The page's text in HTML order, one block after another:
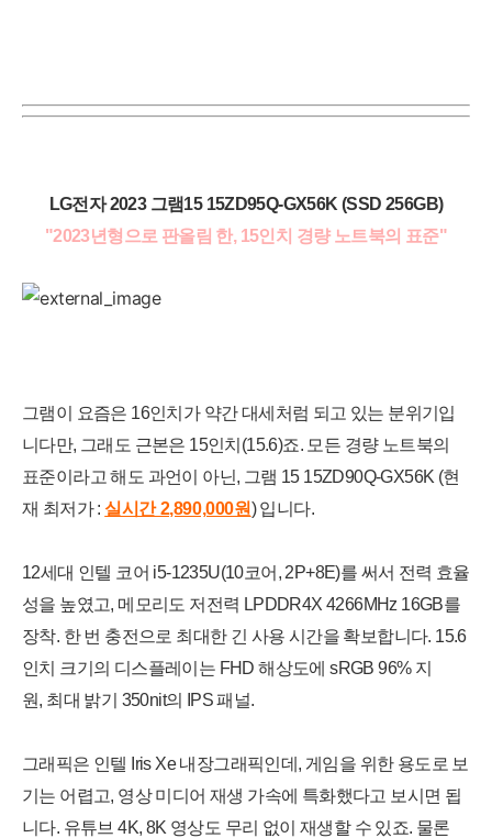
LG전자 2023 그램15 15ZD95Q-GX56K (SSD 256GB)
"2023년형으로 판올림 한, 15인치 경량 노트북의 표준"
그램이 요즘은 16인치가 약간 대세처럼 되고 있는 분위기입
니다만, 그래도 근본은 15인치(15.6)죠. 모든 경량 노트북의
표준이라고 해도 과언이 아닌, 그램 15 15ZD90Q-GX56K (현
재 최저가 : 실시간 2,890,000원) 입니다.
12세대 인텔 코어 i5-1235U(10코어, 2P+8E)를 써서 전력 효율
성을 높였고, 메모리도 저전력 LPDDR4X 4266MHz 16GB를
장착. 한 번 충전으로 최대한 긴 사용 시간을 확보합니다. 15.6
인치 크기의 디스플레이는 FHD 해상도에 sRGB 96% 지
원, 최대 밝기 350nit의
IPS 패널.
그래픽은 인텔 Iris Xe 내장그래픽인데, 게임을 위한 용도로 보
기는 어렵고, 영상 미디어 재생 가속에 특화했다고 보시면 됩
니다. 유튜브 4K, 8K 영상도 무리 없이 재생할 수 있죠. 물론